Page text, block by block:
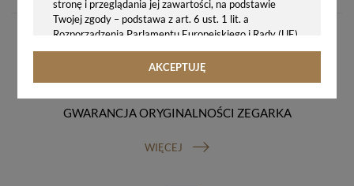
stronę i przeglądania jej zawartości, na podstawie
Twojej zgody – podstawa z art. 6 ust. 1 lit. a
Rozporządzenia Parlamentu Europejskiego i Rady (UE)
2016/679 z 27.04.2016 r. w sprawie ochrony osób
fizycznych w związku z przetwarzaniem danych
rozporządzenie o ochronie danych, tj. RODO).
Twoje dane osobowe możemy udostępniać
hostingodawcy. Takie podmioty przetwarzają dane na
AKCEPTUJĘ
GWARANCJA ORYGINALNOŚCI ZEGARKA
WIĘCEJ